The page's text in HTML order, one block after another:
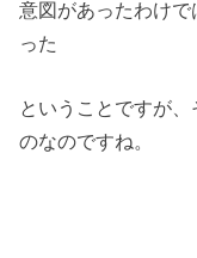
意図があったわけ
った
ということですが
のなのですね。